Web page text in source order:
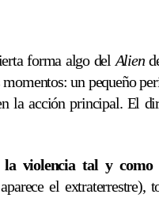
forma algo del Alien
un pequeño
la acción principal. El
la violencia tal y como
el